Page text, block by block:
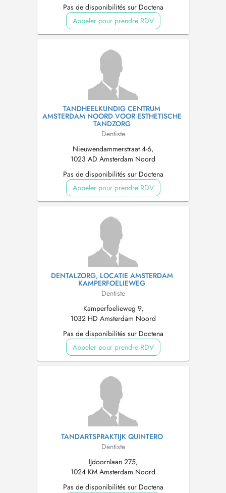
Pas de disponibilités sur Doctena
Appeler pour prendre RDV
TANDHEELKUNDIG CENTRUM
AMSTERDAM NOORD VOOR ESTHETISCHE
TANDZORG
Dentiste
Nieuwendammerstraat 4-6,
1023 AD Amsterdam Noord
Pas de disponibilités sur Doctena
Appeler pour prendre RDV
DENTALZORG, LOCATIE AMSTERDAM
KAMPERFOELIEWEG
Dentiste
Kamperfoelieweg 9,
1032 HD Amsterdam Noord
Pas de disponibilités sur Doctena
Appeler pour prendre RDV
TANDARTSPRAKTIJK QUINTERO
Dentiste
IJdoornlaan 275,
1024 KM Amsterdam Noord
Pas de disponibilités sur Doctena